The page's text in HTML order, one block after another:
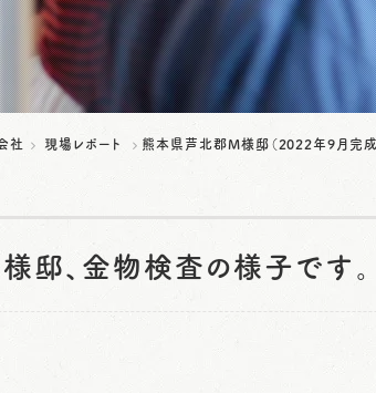
社 現場レポート 熊本県芦北郡M様邸（2022年9月完成
邸、金物検査の様子です。